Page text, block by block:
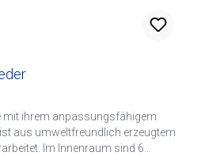
mit ihrem anpassungsfähigem
aus umweltfreundlich erzeugtem
Im Innenraum sind 6